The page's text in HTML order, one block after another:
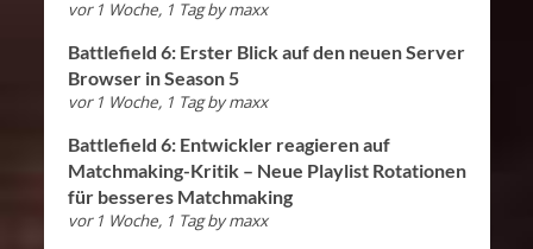
vor 1 Woche, 1 Tag bymaxx
Battlefield 6: Erster Blick auf den neuen Server
Browser in Season 5
vor 1 Woche, 1 Tag bymaxx
Battlefield 6: Entwickler reagieren auf
Matchmaking-Kritik – Neue Playlist Rotationen
für besseres Matchmaking
vor 1 Woche, 1 Tag bymaxx